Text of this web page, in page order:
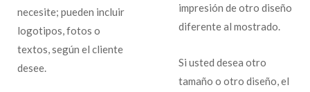
necesite; pueden incluir
logotipos, fotos o
textos, según el cliente
desee.
impresión de otro diseño
diferente al mostrado.
Si usted desea otro
tamaño o otro diseño, el